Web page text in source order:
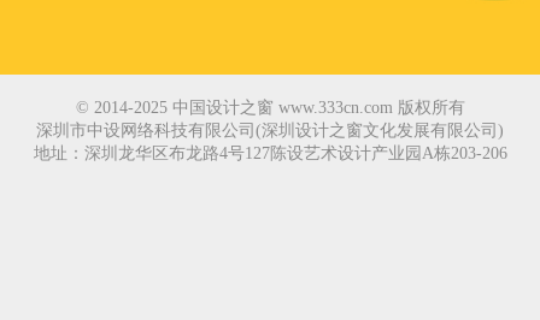
© 2014-2025 中国设计之窗 www.333cn.com 版权所有
深圳市中设网络科技有限公司(深圳设计之窗文化发展有限公司)
地址：深圳龙华区布龙路4号127陈设艺术设计产业园A栋203-206